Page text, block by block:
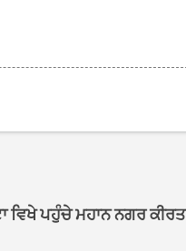
ਵਿਖੇ ਪਹੁੰਚੇ ਮਹਾਨ ਨਗਰ